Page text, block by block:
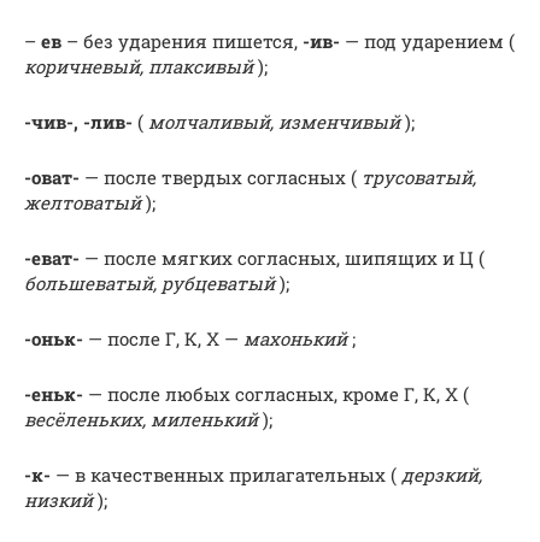
– ев – без ударения пишется, -ив- — под ударением (
коричневый, плаксивый);
-чив-, -лив- ( молчаливый, изменчивый);
-оват- — после твердых согласных ( трусоватый,
желтоватый);
-еват- — после мягких согласных, шипящих и Ц (
большеватый, рубцеватый);
-оньк- — после Г, К, Х — махонький;
-еньк- — после любых согласных, кроме Г, К, Х (
весёленьких, миленький);
-к- — в качественных прилагательных ( дерзкий,
низкий);